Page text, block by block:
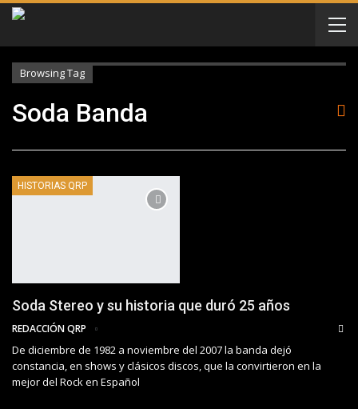
Browsing Tag
Soda Banda
HISTORIAS QRP
Soda Stereo y su historia que duró 25 años
REDACCIÓN QRP
De diciembre de 1982 a noviembre del 2007 la banda dejó
constancia, en shows y clásicos discos, que la convirtieron en la
mejor del Rock en Español